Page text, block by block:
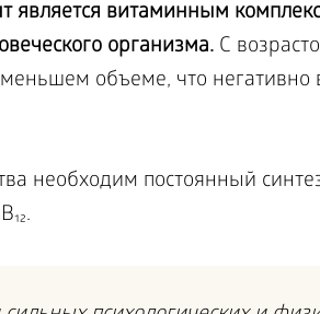
является витаминным
организма.С
объеме, что негативно
необходим постоянный